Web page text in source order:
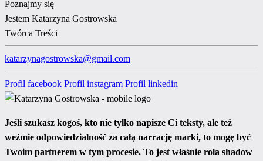
Poznajmy się
Jestem Katarzyna Gostrowska
Twórca Treści
katarzynagostrowska@gmail.com
Profil facebook Profil instagram Profil linkedin
Jeśli szukasz kogoś, kto nie tylko napisze Ci teksty, ale też
weźmie odpowiedzialność za całą narrację marki, to mogę być
Twoim partnerem w tym procesie. To jest właśnie rola shadow